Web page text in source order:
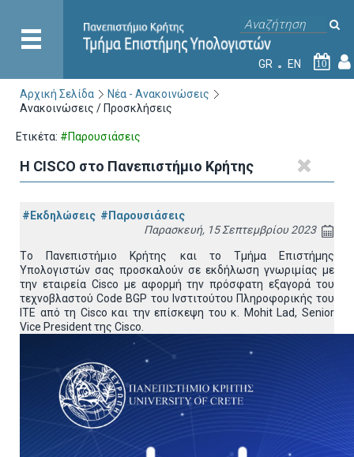
GR EN 10
Αρχική Σελίδα
Νέα - Ανακοινώσεις
Ανακοινώσεις / Προσκλήσεις
Ετικέτα: #Παρουσιάσεις
Η CISCO στο Πανεπιστήμιο Κρήτης
#Εκδηλώσεις #Παρουσιάσεις
Παρασκευή, 15 Σεπτεμβρίου 2023
Tο Πανεπιστήμιο Κρήτης και το Τμήμα Επιστήμης
Υπολογιστών σας προσκαλούν σε εκδήλωση γνωριμίας με
την εταιρεία Cisco με αφορμή την πρόσφατη εξαγορά του
τεχνοβλαστού Code BGP του Ινστιτούτου Πληροφορικής του
ΙΤΕ από τη Cisco και την επίσκεψη του κ. Mohit Lad, Senior
Vice President της Cisco.